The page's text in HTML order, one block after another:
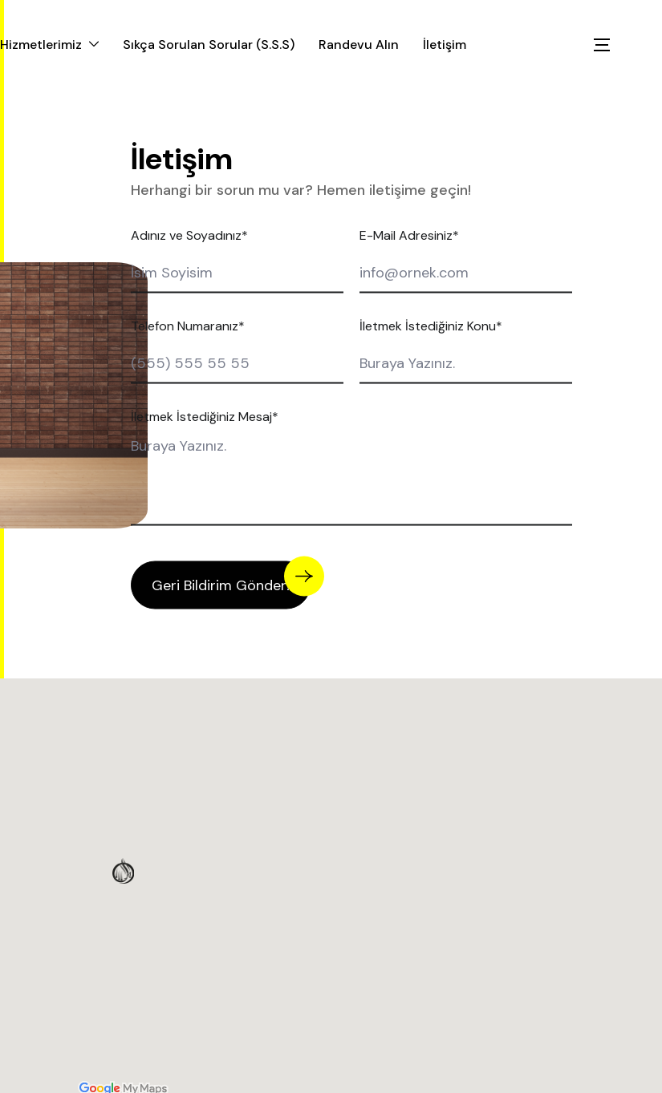
Hizmetlerimiz Sıkça Sorulan Sorular (S.S.S) Randevu Alın İletişim
İletişim
Herhangi bir sorun mu var? Hemen iletişime geçin!
Adınız ve Soyadınız* E-Mail Adresiniz*
Telefon Numaranız* İletmek İstediğiniz Konu*
İletmek İstediğiniz Mesaj*
Geri Bildirim Gönder!